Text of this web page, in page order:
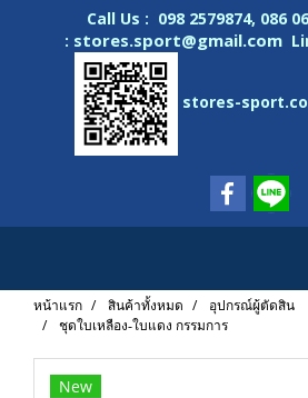
Call Us : 098 2579874, 086
: stores.sport@gmail.com
stores-
หน้าแรก สินค้าทั้งหมด
อุปกรณ์ผู้ตัดสิน
ชุดใบเหลือง-ใบแดง กรรมการ
New